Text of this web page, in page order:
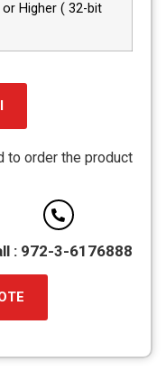
or Higher ( 32-bit
to order the product
: 972-3-6176888